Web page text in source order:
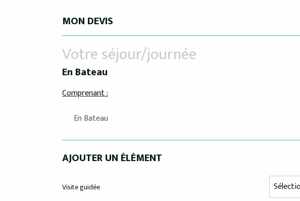
MON DEVIS
Votre séjour/journée
En Bateau
Comprenant :
AJOUTER UN ÉLÉMENT
Visite guidée